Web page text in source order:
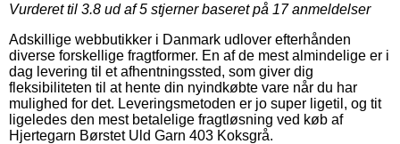
Vurderet til 3.8 ud af 5 stjerner baseret på 17anmeldelser
Adskillige webbutikker i Danmark udlover efterhånden
diverse forskellige fragtformer. En af de mest almindelige er i
dag levering til et afhentningssted, som giver dig
fleksibiliteten til at hente din nyindkøbte vare når du har
mulighed for det. Leveringsmetoden er jo super ligetil, og tit
ligeledes den mest betalelige fragtløsning ved køb af
Hjertegarn Børstet Uld Garn 403 Koksgrå.